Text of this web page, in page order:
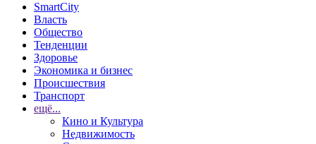
SmartCity
Власть
Общество
Тенденции
Здоровье
Экономика и бизнес
Происшествия
Транспорт
ещё...
Кино и Культура
Недвижимость